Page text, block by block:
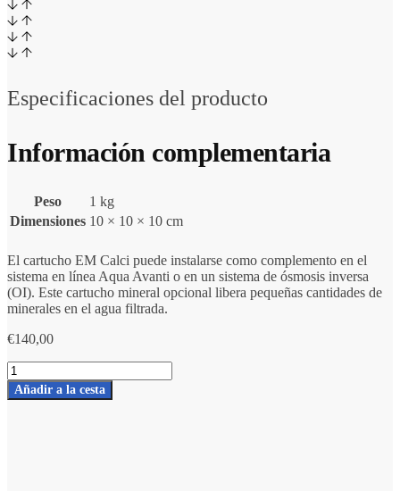
Especificaciones del producto
Información complementaria
Peso
1 kg
Dimensiones 10 × 10 × 10 cm
El cartucho EM Calci puede instalarse como complemento en el
sistema en línea Aqua Avanti o en un sistema de ósmosis inversa
(OI). Este cartucho mineral opcional libera pequeñas cantidades de
minerales en el agua filtrada.
€140,00
Número
de
mineral
Añadir a la cesta